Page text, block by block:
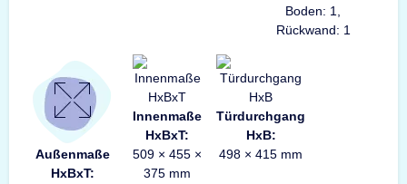
Boden: 1,
Rückwand: 1
Außenmaße
HxBxT:
Innenmaße
HxBxT:
509 × 455 ×
375 mm
Türdurchgang
HxB:
498 × 415 mm